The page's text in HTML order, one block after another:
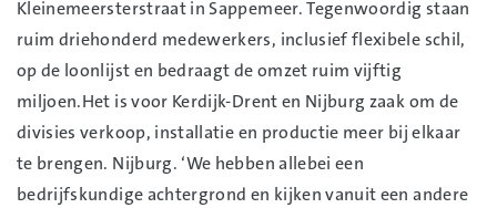
Kleinemeersterstraat in Sappemeer. Tegenwoordig staan
ruim driehonderd medewerkers, inclusief flexibele schil,
op de loonlijst en bedraagt de omzet ruim vijftig
miljoen.Het is voor Kerdijk-Drent en Nijburg zaak om de
divisies verkoop, installatie en productie meer bij elkaar
te brengen. Nijburg. ‘We hebben allebei een
bedrijfskundige achtergrond en kijken vanuit een andere